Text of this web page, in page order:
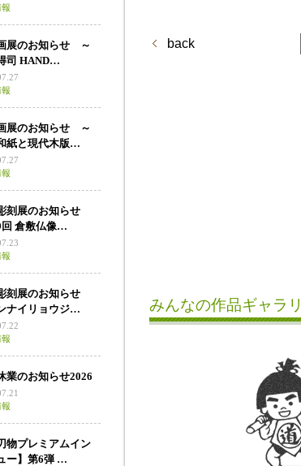
back
みんなの作品ギャラ
展のお知らせ ～
司 HAND…
展のお知らせ ～
紙と現代木版…
刻展のお知らせ
回 倉敷仏像…
刻展のお知らせ
ナイリョウジ…
業のお知らせ2026
物プレミアムイン
ー】第6弾 …